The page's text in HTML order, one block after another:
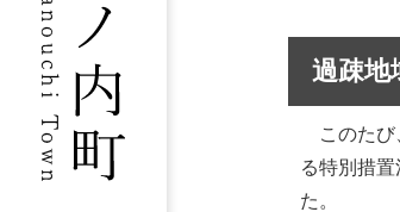
過疎地
このたび
る特別措
た。